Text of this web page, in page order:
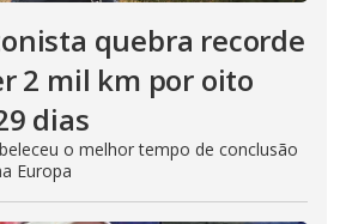
quebra recorde
2 mil km por oito
dias
o melhor tempo de conclusão
Europa